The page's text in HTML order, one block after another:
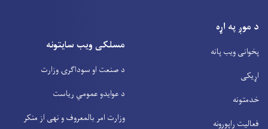
د موږ په اړه
پخوانی ویب پانه
اړیکی
خدمتونه
فعالیت راپورونه
مسلکی ویب سایتونه
د صنعت او سوداگرۍ وزارت
د عوایدو عمومي ریاست
وزارت امر بالمعروف و نهی از منکر